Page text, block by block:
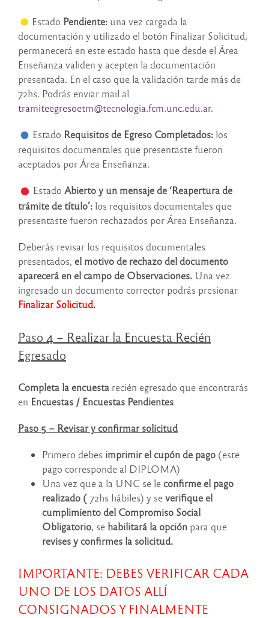
Estado Pendiente: una vez cargada la
documentación y utilizado el botón Finalizar Solicitud,
permanecerá en este estado hasta que desde el Área
Enseñanza validen y acepten la documentación
presentada. En el caso que la validación tarde más de
72hs. Podrás enviar mail al
tramiteegresoetm@tecnologia.fcm.unc.edu.ar.
Estado Requisitos de Egreso Completados: los
requisitos documentales que presentaste fueron
aceptados por Área Enseñanza.
Estado Abierto y un mensaje de ‘Reapertura de
trámite de título’: los requisitos documentales que
presentaste fueron rechazados por Área Enseñanza.
Deberás revisar los requisitos documentales
presentados, el motivo de rechazo del documento
aparecerá en el campo de Observaciones. Una vez
ingresado un documento corrector podrás presionar
Finalizar Solicitud.
Paso 4 – Realizar la Encuesta Recién
Egresado
Completa la encuesta recién egresado que encontrarás
en Encuestas / Encuestas Pendientes
Paso 5 – Revisar y confirmar solicitud
Primero debes imprimir el cupón de pago (este
pago corresponde al DIPLOMA)
Una vez que a la UNC se le confirme el pago
realizado (72hs hábiles) y severifique el
cumplimiento del Compromiso Social
Obligatorio, se habilitará la opción para que
revises y confirmes la solicitud.
IMPORTANTE: DEBES VERIFICAR CADA
UNO DE LOS DATOS ALLÍ
CONSIGNADOS Y FINALMENTE